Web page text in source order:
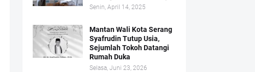
Senin, April 14, 2025
Mantan Wali Kota Serang
Syafrudin Tutup Usia,
Sejumlah Tokoh Datangi
Rumah Duka
Selasa, Juni 23, 2026